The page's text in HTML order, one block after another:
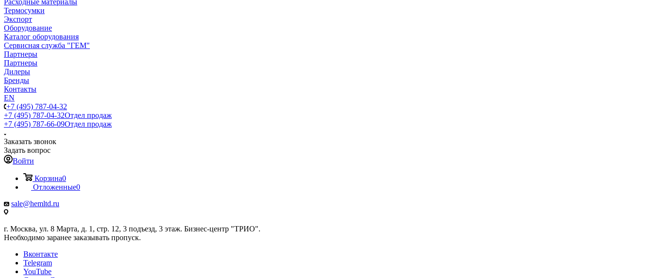
Расходные материалы
Термосумки
Экспорт
Оборудование
Каталог оборудования
Сервисная служба "ГЕМ"
Партнеры
Партнеры
Дилеры
Бренды
Контакты
EN
+7 (495) 787-04-32
+7 (495) 787-04-32Отдел продаж
+7 (495) 787-66-09Отдел продаж
Заказать звонок
Задать вопрос
Войти
Корзина0
Отложенные0
sale@hemltd.ru
г. Москва, ул. 8 Марта, д. 1, стр. 12, 3 подъезд, 3 этаж. Бизнес-центр "ТРИО".
Необходимо заранее заказывать пропуск.
Вконтакте
Telegram
YouTube